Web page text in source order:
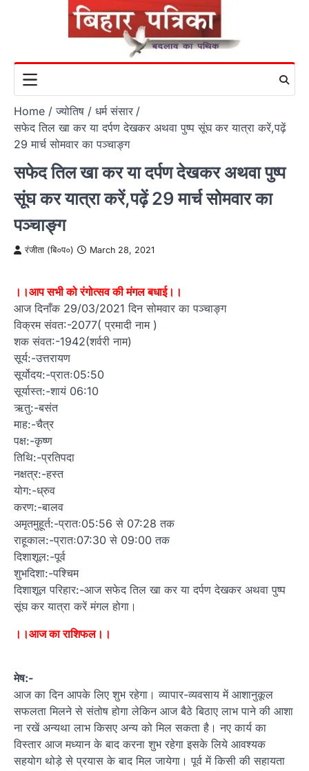
Home
ज्योतिष / धर्म संसार
सफेद तिल खा कर या दर्पण देखकर अथवा पुष्प सूंघ कर यात्रा करें,पढ़ें
29 मार्च सोमवार का पञ्चाङ्ग
सफेद तिल खा कर या दर्पण देखकर अथवा पुष्प
सूंघ कर यात्रा करें,पढ़ें 29 मार्च सोमवार का
पञ्चाङ्ग
रंजीता (बि०प०) March 28, 2021
।।आप सभी को रंगोत्सव की मंगल बधाई।।
आज दिनाँक 29/03/2021 दिन सोमवार का पञ्चाङ्ग
विक्रम संवत:-2077( प्रमादी नाम )
शक संवत:-1942(शर्वरी नाम)
सूर्य:-उत्तरायण
सूर्योदय:-प्रातः05:50
सूर्यास्त:-शायं 06:10
ऋतु:-बसंत
माह:-चैत्र
पक्ष:-कृष्ण
तिथि:-प्रतिपदा
नक्षत्र:-हस्त
योग:-ध्रुव
करण:-बालव
अमृतमुहूर्त:-प्रातः05:56 से 07:28 तक
राहूकाल:-प्रातः07:30 से 09:00 तक
दिशाशूल:-पूर्व
शुभदिशा:-पश्चिम
दिशाशूल परिहार:-आज सफेद तिल खा कर या दर्पण देखकर अथवा पुष्प
सूंघ कर यात्रा करें मंगल होगा।
।।आज का राशिफल।।
मेष:-
आज का दिन आपके लिए शुभ रहेगा। व्यापार-व्यवसाय में आशानुकूल
सफलता मिलने से संतोष होगा लेकिन आज बैठे बिठाए लाभ पाने की आशा
ना रखें अन्यथा लाभ किसए अन्य को मिल सकता है। नए कार्य का
विस्तार आज मध्यान के बाद करना शुभ रहेगा इसके लिये आवश्यक
सहयोग थोड़े से प्रयास के बाद मिल जायेगा। पूर्व में किसी की सहायता